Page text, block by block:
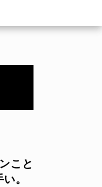
こと
。